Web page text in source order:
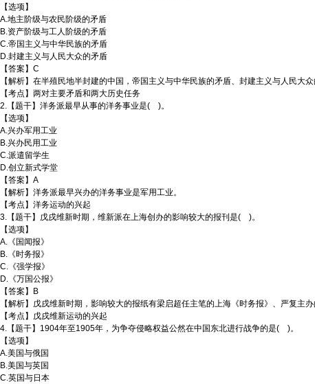
【选项】
A.地主阶级与农民阶级的矛盾
B.资产阶级与工人阶级的矛盾
C.帝国主义与中华民族的矛盾
D.封建主义与人民大众的矛盾
【答案】C
【解析】在半殖民地半封建的中国，帝国主义与中华民族的矛盾、封建主义与人民
【考点】两对主要矛盾和两大历史任务
2.【题干】洋务派最早从事的洋务事业是( )。
【选项】
A.兴办军用工业
B.兴办民用工业
C.派遣留学生
D.创立新式学堂
【答案】A
【解析】洋务派最早兴办的洋务事业是军用工业。
【考点】洋务运动的兴起
3.【题干】戊戌维新时期，维新派在上海创办的影响较大的报刊是( )。
【选项】
A.《国闻报》
B.《时务报》
C.《强学报》
D.《万国公报》
【答案】B
【解析】戊戌维新时期，影响较大的报纸有梁启超任主笔的上海《时务报》、严复主
【考点】戊戌维新运动的兴起
4.【题干】1904年至1905年，为争夺侵略权益公然在中国东北进行战争的是( )。
【选项】
A.美国与俄国
B.美国与英国
C.英国与日本